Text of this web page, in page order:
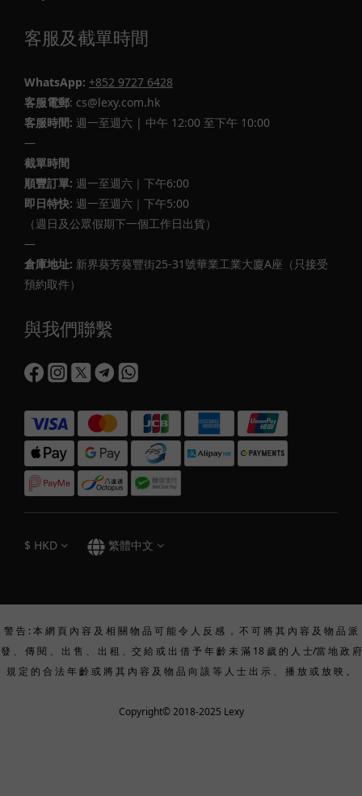
客服及截單時間
WhatsApp: +852 9727 6428
客服電郵: cs@lexy.com.hk
客服時間: 週一至週六 | 中午 12:00 至下午 10:00
—
截單時間
順豐訂單: 週一至週六｜下午6:00
即日特快: 週一至週六｜下午5:00
（週日及公眾假期下一個工作日出貨）
—
倉庫地址: 新界葵芳葵豐街25-31號華業工業大廈A座（只接受
預約取件）
與我們聯繫
$ HKD 繁體中文
警 告 : 本 網 頁 內 容 及 相 關 物 品 可 能 令 人 反 感 ， 不 可 將 其 內 容 及 物 品 派
發 、 傳 閱 、 出 售 、 出 租 、交 給 或 出 借 予 年 齡 未 滿 18 歲 的 人 士/當 地 政 府
規 定 的 合 法 年 齡 或 將 其 內 容 及 物 品 向 該 等 人 士 出 示 、 播 放 或 放 映 。
Copyright© 2018-2025 Lexy